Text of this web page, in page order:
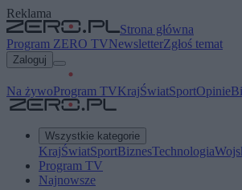
Reklama
Strona główna
Program ZERO TVNewsletterZgłoś temat
Zaloguj
Na żywoProgram TVKrajŚwiatSportOpinie
Wszystkie kategorie
KrajŚwiatSportBiznesTechnologia
Program TV
Najnowsze